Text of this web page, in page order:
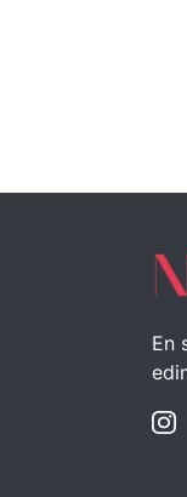
En